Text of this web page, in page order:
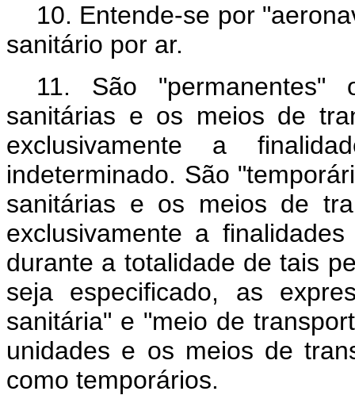
10. Entende-se por
sanitário por ar.
11. São "permanentes"
sanitárias e os meios de
exclusivamente a
indeterminado. São
sanitárias e os meios de
exclusivamente a
durante a totalidade de tais
seja especificado, as
sanitária" e "meio de
unidades e os meios de
como temporários.